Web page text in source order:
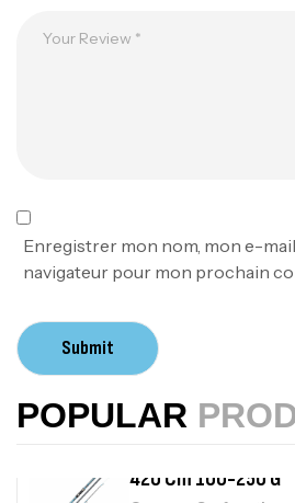
Enregistrer mon nom, mon e-
navigateur pour mon prochain
Submit
POPULAR
1.83m 120/250gr 30kg
Bagagerie
د.ت
د.ت378,000
Volant 3 Branches Inox T26S/35
Accastillage bateau
420 Cm 100-250 G